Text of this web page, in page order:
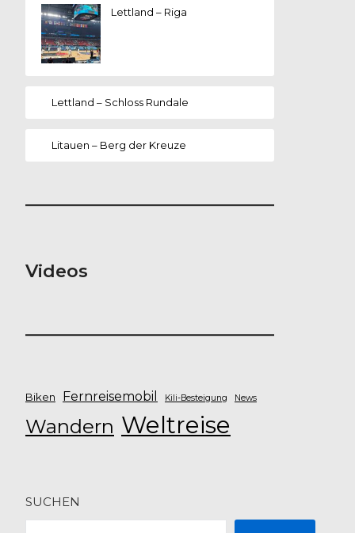
Lettland – Riga
Lettland – Schloss Rundale
Litauen – Berg der Kreuze
Videos
Biken Fernreisemobil Kili-Besteigung News
Wandern Weltreise
SUCHEN